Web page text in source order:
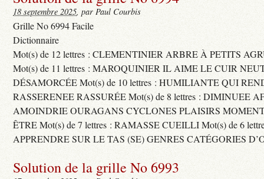
18 septembre 2025, par Paul Courbis
Grille No 6994 Facile
Dictionnaire
Mot(s) de 12 lettres : CLEMENTINIER ARBRE À PETITS
Mot(s) de 11 lettres : MAROQUINIER IL AIME LE CUIR
DÉSAMORCÉE Mot(s) de 10 lettres : HUMILIANTE QUI
RASSERENEE RASSURÉE Mot(s) de 8 lettres : DIMINUEE
AMOINDRIE OURAGANS CYCLONES PLAISIRS
ÊTRE Mot(s) de 7 lettres : RAMASSE CUEILLI Mot(s) de 6
APPRENDRE SUR LE TAS (SE) GENRES CATÉGORIES
Solution de la grille No 6993